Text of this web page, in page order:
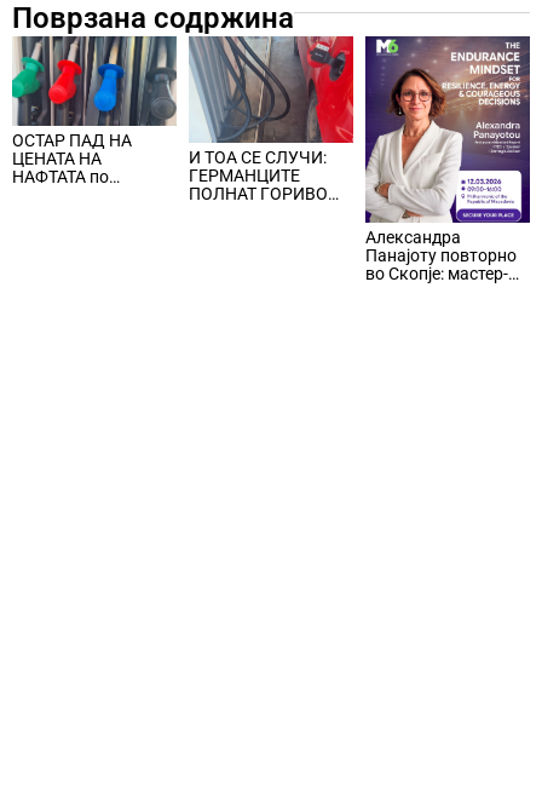
Поврзана содржина
ОСТАР ПАД НА
ЦЕНАТА НА
НАФТАТА по
И ТОА СЕ СЛУЧИ:
ГЕРМАНЦИТЕ
ПОЛНАТ ГОРИВО
Александра
Панајоту повторно
во Скопје: мастер-